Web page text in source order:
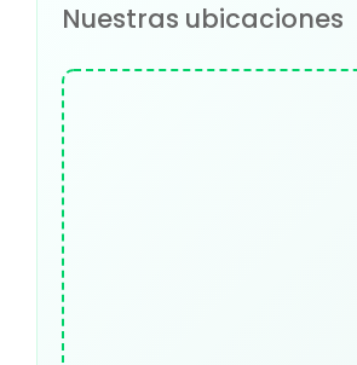
Nuestras ubicaciones